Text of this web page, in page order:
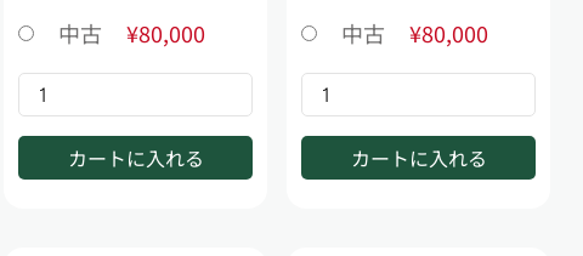
中古
¥80,000
カートに入れる
中古
¥80,000
カートに入れる